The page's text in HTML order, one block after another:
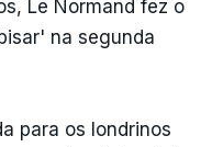
Le Normand fez o
na segunda
para os londrinos